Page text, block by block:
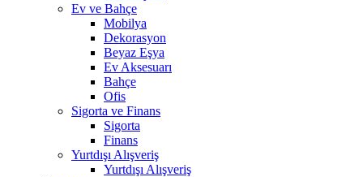
Ev ve Bahçe
Mobilya
Dekorasyon
Beyaz Eşya
Ev Aksesuarı
Bahçe
Ofis
Sigorta ve Finans
Sigorta
Finans
Yurtdışı Alışveriş
Yurtdışı Alışveriş